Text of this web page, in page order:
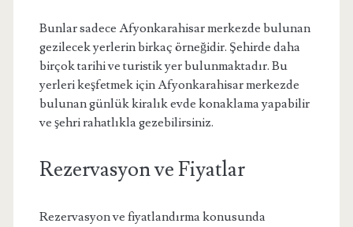
Bunlar sadece Afyonkarahisar merkezde bulunan
gezilecek yerlerin birkaç örneğidir. Şehirde daha
birçok tarihi ve turistik yer bulunmaktadır. Bu
yerleri keşfetmek için Afyonkarahisar merkezde
bulunan günlük kiralık evde konaklama yapabilir
ve şehri rahatlıkla gezebilirsiniz.
Rezervasyon ve Fiyatlar
Rezervasyon ve fiyatlandırma konusunda